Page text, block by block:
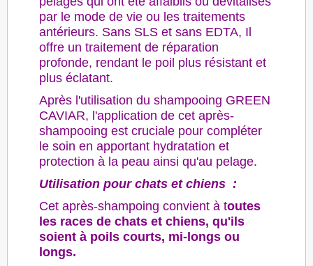
par le mode de vie ou les traitements
antérieurs. Sans SLS et sans EDTA, Il
offre un traitement de réparation
profonde, rendant le poil plus résistant et
plus éclatant.
Après l'utilisation du shampooing GREEN
CAVIAR, l'application de cet après-
shampooing est cruciale pour compléter
le soin en apportant hydratation et
protection à la peau ainsi qu'au pelage.
Utilisation pour chats et chiens :
Cet après-shampoing convient à toutes
les races de chats et chiens, qu'ils
soient à poils courts, mi-longs ou
longs.